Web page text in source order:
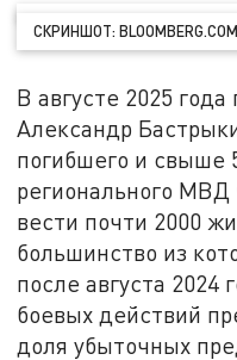
СКРИНШОТ: BLOOMBERG.COM
В августе 2025
Александр
погибшего и свыше
регионального
вести почти 2000
большинство из
после августа
боевых действий
доля убыточных